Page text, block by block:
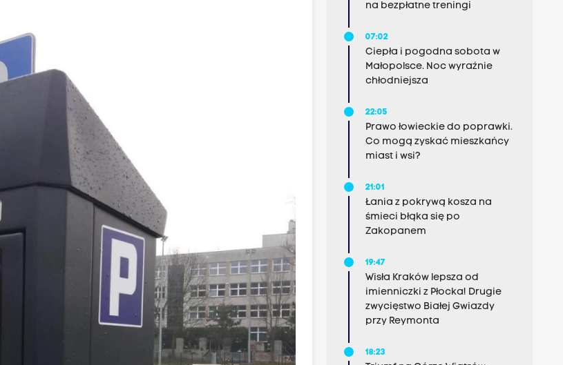
na bezpłatne treningi
07:02
Ciepła i pogodna sobota w
Małopolsce. Noc wyraźnie
chłodniejsza
22:05
Prawo łowieckie do poprawki.
Co mogą zyskać mieszkańcy
miast i wsi?
21:01
Łania z pokrywą kosza na
śmieci błąka się po
Zakopanem
19:47
Wisła Kraków lepsza od
imienniczki z Płocka! Drugie
zwycięstwo Białej Gwiazdy
przy Reymonta
18:23